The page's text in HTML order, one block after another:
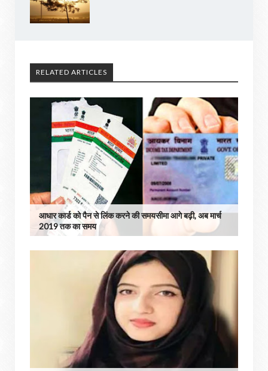
RELATED ARTICLES
आधार कार्ड को पैन से लिंक करने की समयसीमा आगे बढ़ी, अब मार्च
2019 तक का समय